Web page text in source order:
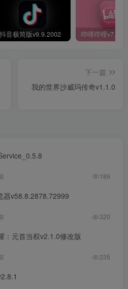
抖音极简版v9.9.2002
下一篇
我的世界沙威玛传奇v1.1.0
189
器v58.8.2878.72999
320
：元首当权v2.1.0修改版
235